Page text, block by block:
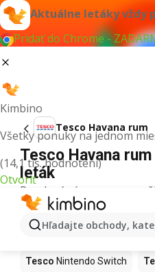
Aktuálne letáky vždy
Pridať do Chrome -
Kimbino
Všetky ponuky na jednom
(14,1 tis. hodnotení)
Otvoriť
Hľadajte obchody,
Tesco Havana rum
Tesco Havana
leták
Pre daný výraz sme
Ďalšie produkty v
Tesco Kapor Tesco
Tesco Nintendo Switch